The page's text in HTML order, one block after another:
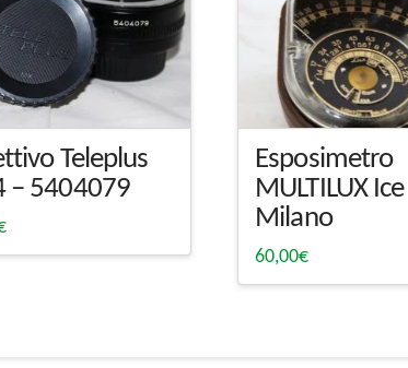
Teleplus
– 5404079
Esposimetro
MULTILUX Ice
Milano
60,00€